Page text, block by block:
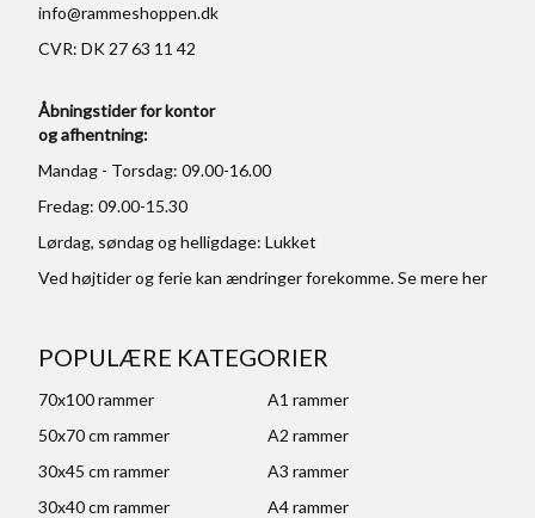
info@rammeshoppen.dk
CVR: DK 27 63 11 42
Åbningstider for kontor
og afhentning:
Mandag - Torsdag: 09.00-16.00
Fredag: 09.00-15.30
Lørdag, søndag og helligdage: Lukket
Ved højtider og ferie kan ændringer forekomme. Se mereher
POPULÆRE KATEGORIER
70x100 rammer
A1 rammer
50x70 cm rammer
A2 rammer
30x45 cm rammer
A3 rammer
30x40 cm rammer
A4 rammer